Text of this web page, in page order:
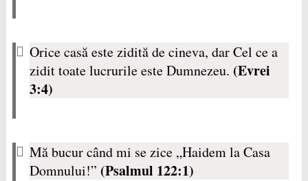
Orice casă este zidită de cineva, dar Cel ce a
zidit toate lucrurile este Dumnezeu. (Evrei
3:4)
Mă bucur când mi se zice „Haidem la Casa
Domnului!” (Psalmul 122:1)